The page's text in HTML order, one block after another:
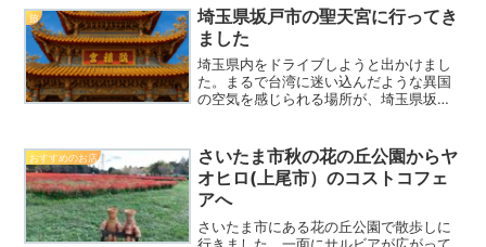
メなのでご紹介します。鎌倉旅行② 宿
泊編 ホテルメトロポリタ...
旅
埼玉県坂戸市の聖天宮に行ってき
ました
埼玉県内をドライブしようと出かけまし
た。まるで台湾に迷い込んだような異国
の空気を感じられる場所が、埼玉県坂戸
輝く屋根と、龍や鳳凰の彫刻に包まれた
このお宮は、見上げるた...
おすすめのお店
さいたま市秋の花の丘公園からヤ
オヒロ(上尾市）のコストコフェ
アへ
さいたま市にある花の丘公園で散歩しに
行きました。一面にサルビアが広がって